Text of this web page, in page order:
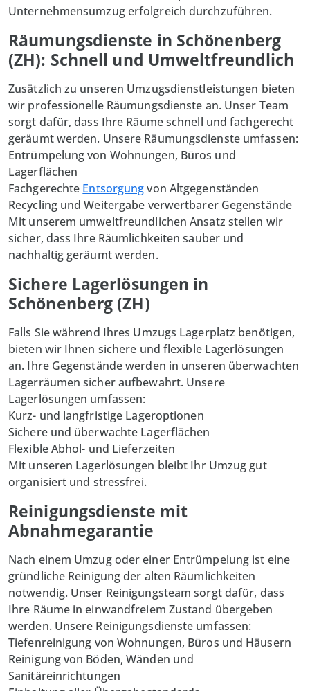
Unternehmensumzug erfolgreich durchzuführen.
Räumungsdienste in Schönenberg
(ZH): Schnell und Umweltfreundlich
Zusätzlich zu unseren Umzugsdienstleistungen bieten
wir professionelle Räumungsdienste an. Unser Team
sorgt dafür, dass Ihre Räume schnell und fachgerecht
geräumt werden. Unsere Räumungsdienste umfassen:
Entrümpelung von Wohnungen, Büros und
Lagerflächen
Fachgerechte Entsorgungvon Altgegenständen
Recycling und Weitergabe verwertbarer Gegenstände
Mit unserem umweltfreundlichen Ansatz stellen wir
sicher, dass Ihre Räumlichkeiten sauber und
nachhaltig geräumt werden.
Sichere Lagerlösungen in
Schönenberg (ZH)
Falls Sie während Ihres Umzugs Lagerplatz benötigen,
bieten wir Ihnen sichere und flexible Lagerlösungen
an. Ihre Gegenstände werden in unseren überwachten
Lagerräumen sicher aufbewahrt. Unsere
Lagerlösungen umfassen:
Kurz- und langfristige Lageroptionen
Sichere und überwachte Lagerflächen
Flexible Abhol- und Lieferzeiten
Mit unseren Lagerlösungen bleibt Ihr Umzug gut
organisiert und stressfrei.
Reinigungsdienste mit
Abnahmegarantie
Nach einem Umzug oder einer Entrümpelung ist eine
gründliche Reinigungder alten Räumlichkeiten
notwendig. Unser Reinigungsteam sorgt dafür, dass
Ihre Räume in einwandfreiem Zustand übergeben
werden. Unsere Reinigungsdienste umfassen:
Tiefenreinigung von Wohnungen, Büros und Häusern
Reinigung von Böden, Wänden und
Sanitäreinrichtungen